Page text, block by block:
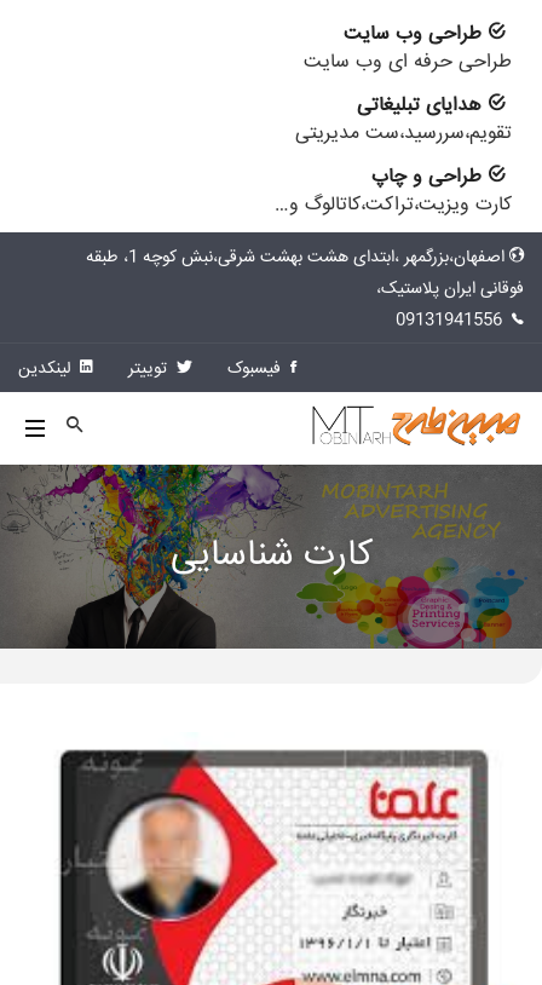
طراحی وب سایت
طراحی حرفه ای وب سایت
هدایای تبلیغاتی
تقویم،سررسید،ست مدیریتی
طراحی و چاپ
کارت ویزیت،تراکت،کاتالوگ و…
اصفهان،بزرگمهر ،ابتدای هشت بهشت شرقی،نبش کوچه 1، طبقه
فوقانی ایران پلاستیک،
فیسبوک
توییتر لینکدین
کارت شناسایی